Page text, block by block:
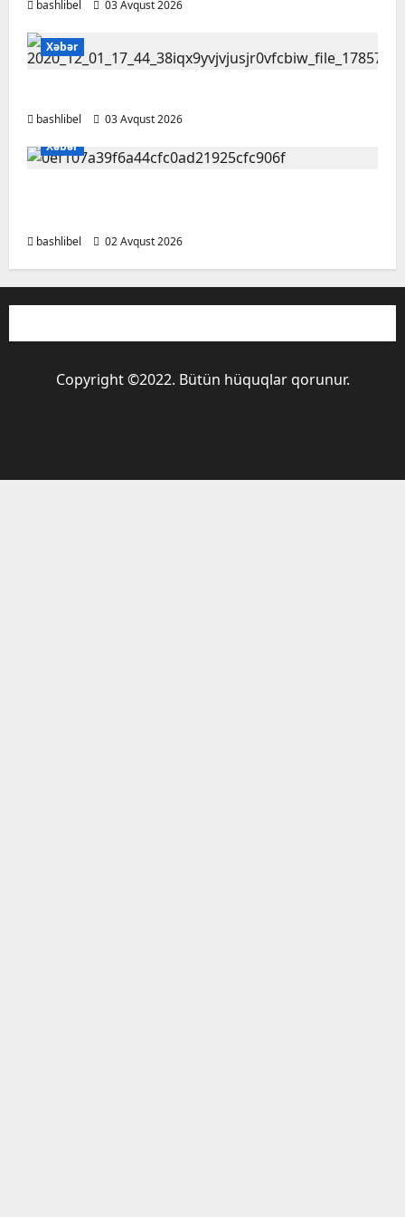
bashlibel 03 Avqust 2026
Xəbər
bashlibel
03 Avqust 2026
Xəbər
bashlibel 02 Avqust 2026
Copyright ©2022. Bütün hüquqlar qorunur.